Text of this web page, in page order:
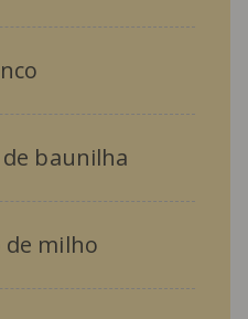
baunilha
de milho